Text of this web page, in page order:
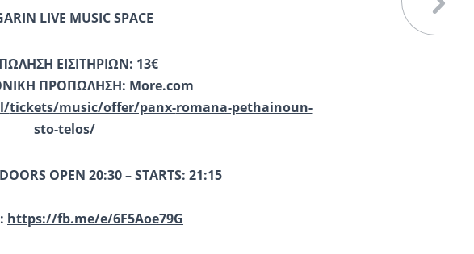
LIVE MUSIC SPACE
ΕΙΣΙΤΗΡΙΩΝ: 13€
ΠΡΟΠΩΛΗΣΗ: More.com
tickets/music/offer/panx-romana-pethainoun-
sto-telos/
OPEN 20:30 – STARTS: 21:15
https://fb.me/e/6F5Aoe79G